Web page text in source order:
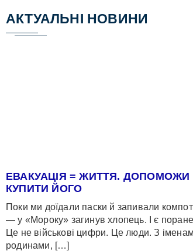
АКТУАЛЬНІ НОВИНИ
ЕВАКУАЦІЯ = ЖИТТЯ. ДОПОМОЖИ
КУПИТИ ЙОГО
Поки ми доїдали паски й запивали
— у «Мороку» загинув хлопець. І є
Це не військові цифри. Це люди. З
родинами, […]